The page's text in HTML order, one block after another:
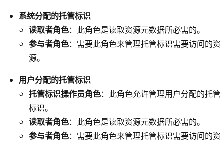
系统分配的托管标识
读取者角色：此角色是读取资源元数据所必需的。
参与者角色：需要此角色来管理托管标识需要访问的资
源。
用户分配的托管标识
托管标识操作员角色：此角色允许管理用户分配的托管
标识。
读取者角色：此角色是读取资源元数据所必需的。
参与者角色：需要此角色来管理托管标识需要访问的资